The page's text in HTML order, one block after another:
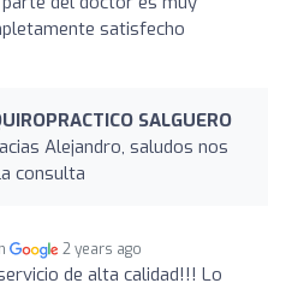
satisfecho
SALGUERO
Alejandro, saludos nos
consulta
2 years ago
de alta calidad!!! Lo